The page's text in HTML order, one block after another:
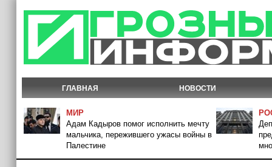
ГЛАВНАЯ НОВОСТИ
МИР
Адам Кадыров помог исполнить мечту
мальчика, пережившего ужасы войны в
Палестине